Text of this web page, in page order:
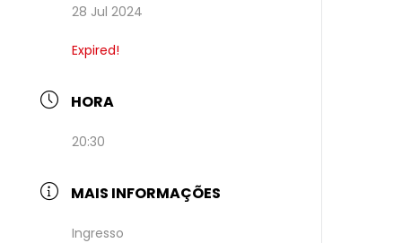
28 Jul 2024
Expired!
HORA
20:30
MAIS INFORMAÇÕES
Ingresso